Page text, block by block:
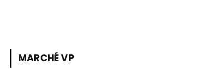
MARCHÉ VP